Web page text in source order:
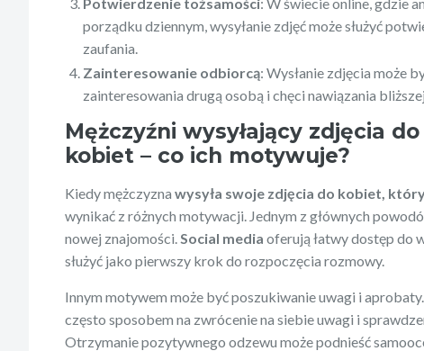
porządku dziennym, wysyłanie zdjęć może służyć
zaufania.
Zainteresowanie odbiorcą: Wysłanie zdjęcia może
zainteresowania drugą osobą i chęci nawiązania
Mężczyźni wysyłający zdjęcia
kobiet – co ich motywuje?
Kiedy mężczyznawysyła swoje zdjęcia do kobiet,
wynikać z różnych motywacji. Jednym z głównych
nowej znajomości.Social media oferują łatwy dostęp do
służyć jako pierwszy krok do rozpoczęcia rozmowy.
Innym motywem może być poszukiwanie uwagi i
często sposobem na zwrócenie na siebie uwagi i
Otrzymanie pozytywnego odzewu może podnieść